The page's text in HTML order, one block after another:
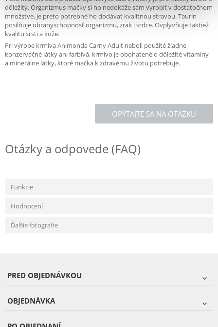
dôležitý. Organizmus mačky si ho nedokáže sám vyrobiť v dostatočnom
množstve, je preto potrebné ho dodávať kvalitnou stravou. Taurín
posilňuje obranyschopnosť organizmu, zrak i srdce. Ovplyvňuje taktiež
kvalitu srsti a kože.
Pri výrobe krmiva Animonda Carny Adult neboli použité žiadne
konzervačné látky ani farbivá, krmivo je obohatené o dôležité vitamíny
a minerálne látky, ktoré mačka k zdravému životu potrebuje.
OPÝTAJTE SA NA OTÁZKU
Otázky a odpovede (FAQ)
Funkcie
Hodnocení
Ďaľšie fotografie
PRED OBJEDNÁVKOU
OBJEDNÁVKA